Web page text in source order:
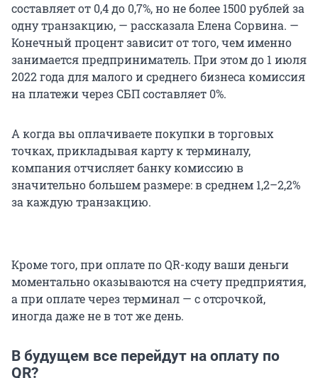
составляет от 0,4 до 0,7%, но не более 1500 рублей за
одну транзакцию, — рассказала Елена Сорвина. —
Конечный процент зависит от того, чем именно
занимается предприниматель. При этом до 1 июля
2022 года для малого и среднего бизнеса комиссия
на платежи через СБП составляет 0%.
А когда вы оплачиваете покупки в торговых
точках, прикладывая карту к терминалу,
компания отчисляет банку комиссию в
значительно большем размере: в среднем 1,2–2,2%
за каждую транзакцию.
Кроме того, при оплате по QR-коду ваши деньги
моментально оказываются на счету предприятия,
а при оплате через терминал — с отсрочкой,
иногда даже не в тот же день.
В будущем все перейдут на оплату по
QR?